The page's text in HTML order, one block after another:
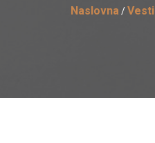
Naslovna /Vesti